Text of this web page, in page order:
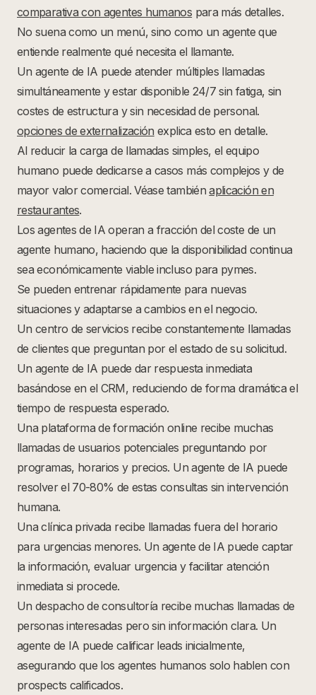
comparativa con agentes humanos para más detalles.
No suena como un menú, sino como un agente que
entiende realmente qué necesita el llamante.
Un agente de IA puede atender múltiples llamadas
simultáneamente y estar disponible 24/7 sin fatiga, sin
costes de estructura y sin necesidad de personal.
opciones de externalización explica esto en detalle.
Al reducir la carga de llamadas simples, el equipo
humano puede dedicarse a casos más complejos y de
mayor valor comercial. Véase tambiénaplicación en
restaurantes.
Los agentes de IA operan a fracción del coste de un
agente humano, haciendo que la disponibilidad continua
sea económicamente viable incluso para pymes.
Se pueden entrenar rápidamente para nuevas
situaciones y adaptarse a cambios en el negocio.
Un centro de servicios recibe constantemente llamadas
de clientes que preguntan por el estado de su solicitud.
Un agente de IA puede dar respuesta inmediata
basándose en el CRM, reduciendo de forma dramática el
tiempo de respuesta esperado.
Una plataforma de formación online recibe muchas
llamadas de usuarios potenciales preguntando por
programas, horarios y precios. Un agente de IA puede
resolver el 70-80% de estas consultas sin intervención
humana.
Una clínica privada recibe llamadas fuera del horario
para urgencias menores. Un agente de IA puede captar
la información, evaluar urgencia y facilitar atención
inmediata si procede.
Un despacho de consultoría recibe muchas llamadas de
personas interesadas pero sin información clara. Un
agente de IA puede calificar leads inicialmente,
asegurando que los agentes humanos solo hablen con
prospects calificados.